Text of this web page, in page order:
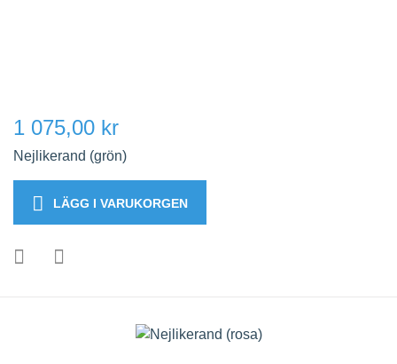
1 075,00 kr
Nejlikerand (grön)
LÄGG I VARUKORGEN